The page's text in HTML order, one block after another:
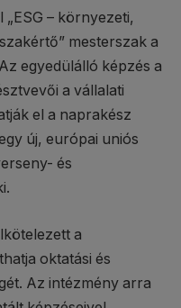
– környezeti,
mesterszak a
egyedülálló képzés a
a vállalati
el a naprakész
új, európai uniós
és
a
oktatási és
Az intézmény arra